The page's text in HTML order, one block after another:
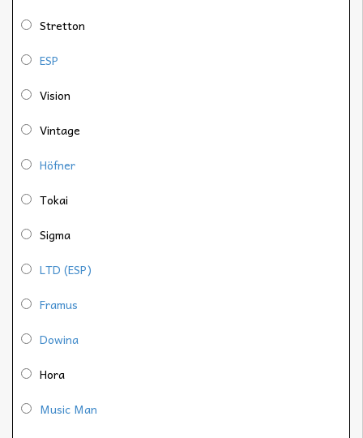
Stretton
ESP
Vision
Vintage
Höfner
Tokai
Sigma
LTD (ESP)
Framus
Dowina
Hora
Music Man